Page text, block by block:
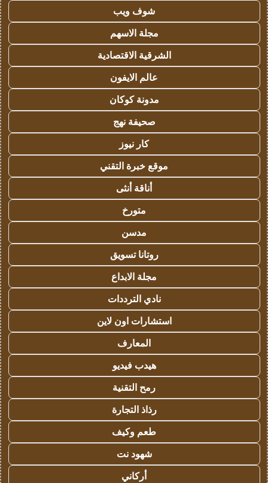
شوف ويب
مجلة الاسهم
الشرقية الاقتصادية
عالم الايفون
مدونة كوكان
صحيفة نهج
كار نيوز
موقع خبرة التقني
أناقة أنثى
متورخ
مدسن
روتانا تسويق
مجلة الابداع
نادي الترددات
استشارات اون لاين
المعارف
هيدب فيديو
رمح التقنية
رذاذ التجارة
طعم وكيف
شهود نت
أركاني